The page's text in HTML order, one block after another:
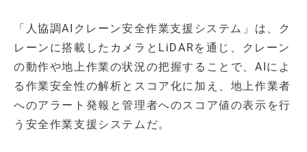
「人協調AIクレーン安全作業支援システム」は、ク
レーンに搭載したカメラとLiDARを通じ、クレーン
の動作や地上作業の状況の把握することで、AIによ
る作業安全性の解析とスコア化に加え、地上作業者
へのアラート発報と管理者へのスコア値の表示を行
う安全作業支援システムだ。